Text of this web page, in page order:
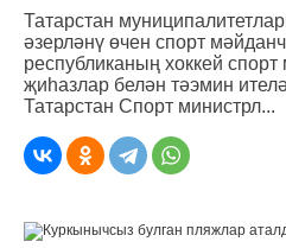
Татарстан
әзерләнү өчен спорт
республиканың хоккей
җиһазлар белән тәэмин
Татарстан Спорт министрл...